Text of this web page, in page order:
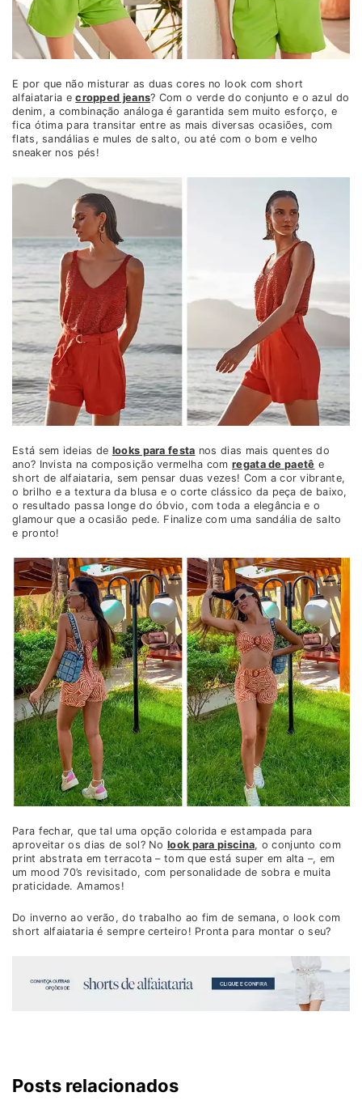
E por que não misturar as duas cores no look com short
alfaiataria ecropped jeans? Com o verde do conjunto e o azul do
denim, a combinação análoga é garantida sem muito esforço, e
fica ótima para transitar entre as mais diversas ocasiões, com
flats, sandálias e mules de salto, ou até com o bom e velho
sneaker nos pés!
Está sem ideias de looks para festa nos dias mais quentes do
ano? Invista na composição vermelha comregata de paetê e
short de alfaiataria, sem pensar duas vezes! Com a cor vibrante,
o brilho e a textura da blusa e o corte clássico da peça de baixo,
o resultado passa longe do óbvio, com toda a elegância e o
glamour que a ocasião pede. Finalize com uma sandália de salto
e pronto!
Para fechar, que tal uma opção colorida e estampada para
aproveitar os dias de sol? Nolook para piscina, o conjunto com
print abstrata em terracota – tom que está super em alta –, em
um mood 70’s revisitado, com personalidade de sobra e muita
praticidade. Amamos!
Do inverno ao verão, do trabalho ao fim de semana, o look com
short alfaiataria é sempre certeiro! Pronta para montar o seu?
Posts relacionados